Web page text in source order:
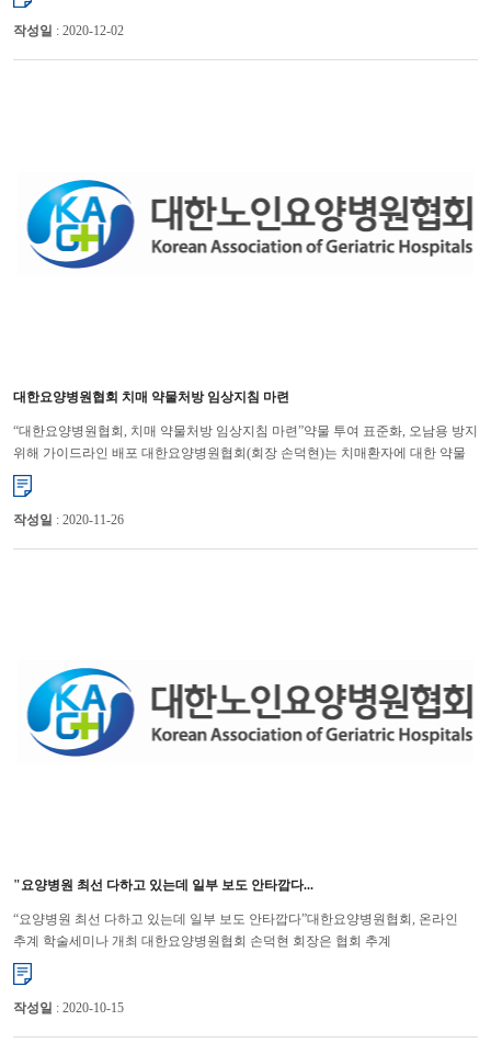
작성일 : 2020-12-02
대한요양병원협회 치매 약물처방 임상지침 마련
“대한요양병원협회, 치매 약물처방 임상지침 마련”약물 투여 표준화, 오남용 방지
위해 가이드라인 배포 대한요양병원협회(회장 손덕현)는 치매환자에 대한 약물
오남용으로 삶의 질이 악화되는 것을 방지하기 위...
작성일 : 2020-11-26
"요양병원 최선 다하고 있는데 일부 보도 안타깝다...
“요양병원 최선 다하고 있는데 일부 보도 안타깝다”대한요양병원협회, 온라인
추계 학술세미나 개최 대한요양병원협회 손덕현 회장은 협회 추계
학술세미나에서 “사회적 거리 두기가 2단계에서 1단계로 ...
작성일 : 2020-10-15